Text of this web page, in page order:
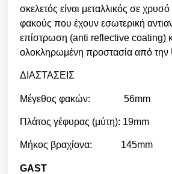
σκελετός είναι μεταλλικός σε
φακούς που έχουν εσωτερική
επίστρωση (anti reflective coating)
ολοκληρωμένη προστασία από την
ΔΙΑΣΤΑΣΕΙΣ
Μέγεθος φακών: 56mm
Πλάτος γέφυρας (μύτη): 19mm
Μήκος βραχίονα: 145mm
GAST